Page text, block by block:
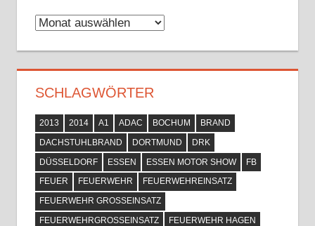
Archiv
SCHLAGWÖRTER
2013 2014 A1 ADAC BOCHUM
BRAND
DACHSTUHLBRAND
DORTMUND
DRK
DÜSSELDORF
ESSEN ESSEN MOTOR SHOW
FB
FEUER
FEUERWEHR
FEUERWEHREINSATZ
FEUERWEHR GROSSEINSATZ
FEUERWEHRGROSSEINSATZ
FEUERWEHR HAGEN